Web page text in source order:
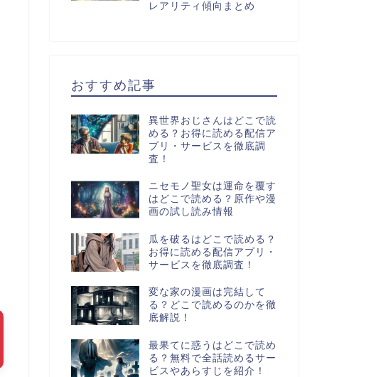
レアリティ傾向まとめ
おすすめ記事
異世界おじさんはどこで読
める？お得に読める配信ア
プリ・サービスを徹底調
査！
ニセモノ聖女は運命を覆す
はどこで読める？原作や漫
画の試し読み情報
瓜を破るはどこで読める？
お得に読める配信アプリ・
サービスを徹底調査！
変な家の漫画は完結して
る？どこで読めるのかを徹
底解説！
最果てに惑うはどこで読め
る？無料で全話読めるサー
ビスやあらすじを紹介！